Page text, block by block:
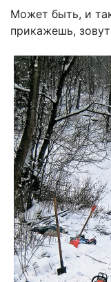
Может быть, и
прикажешь,